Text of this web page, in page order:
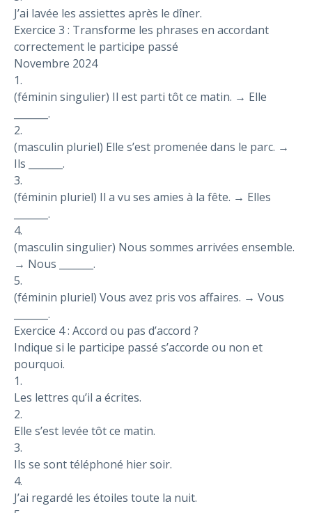
J’ai lavée les assiettes après le dîner.
Exercice 3 : Transforme les phrases en accordant
correctement le participe passé
Novembre 2024
1.
(féminin singulier) Il est parti tôt ce matin. → Elle
_______.
2.
(masculin pluriel) Elle s’est promenée dans le parc. →
Ils _______.
3.
(féminin pluriel) Il a vu ses amies à la fête. → Elles
_______.
4.
(masculin singulier) Nous sommes arrivées ensemble.
→ Nous _______.
5.
(féminin pluriel) Vous avez pris vos affaires. → Vous
_______.
Exercice 4 : Accord ou pas d’accord ?
Indique si le participe passé s’accorde ou non et
pourquoi.
1.
Les lettres qu’il a écrites.
2.
Elle s’est levée tôt ce matin.
3.
Ils se sont téléphoné hier soir.
4.
J’ai regardé les étoiles toute la nuit.